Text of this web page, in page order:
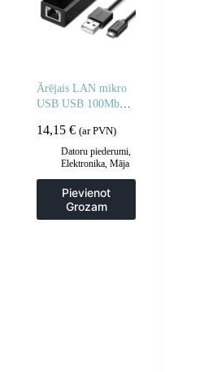
Ārējais LAN mikro
USB USB 100Mbps
melns
14,15€ (ar PVN)
Datoru piederumi
Elektronika ,Māja
Pievienot
Grozam